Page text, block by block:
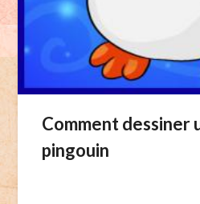
Comment dessiner
pingouin